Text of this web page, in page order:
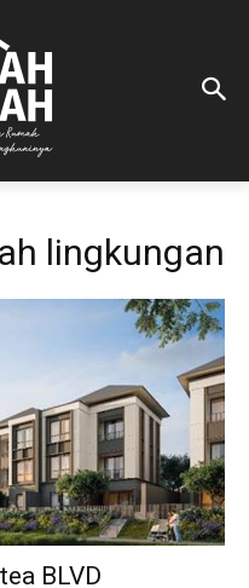
lingkungan
BLVD